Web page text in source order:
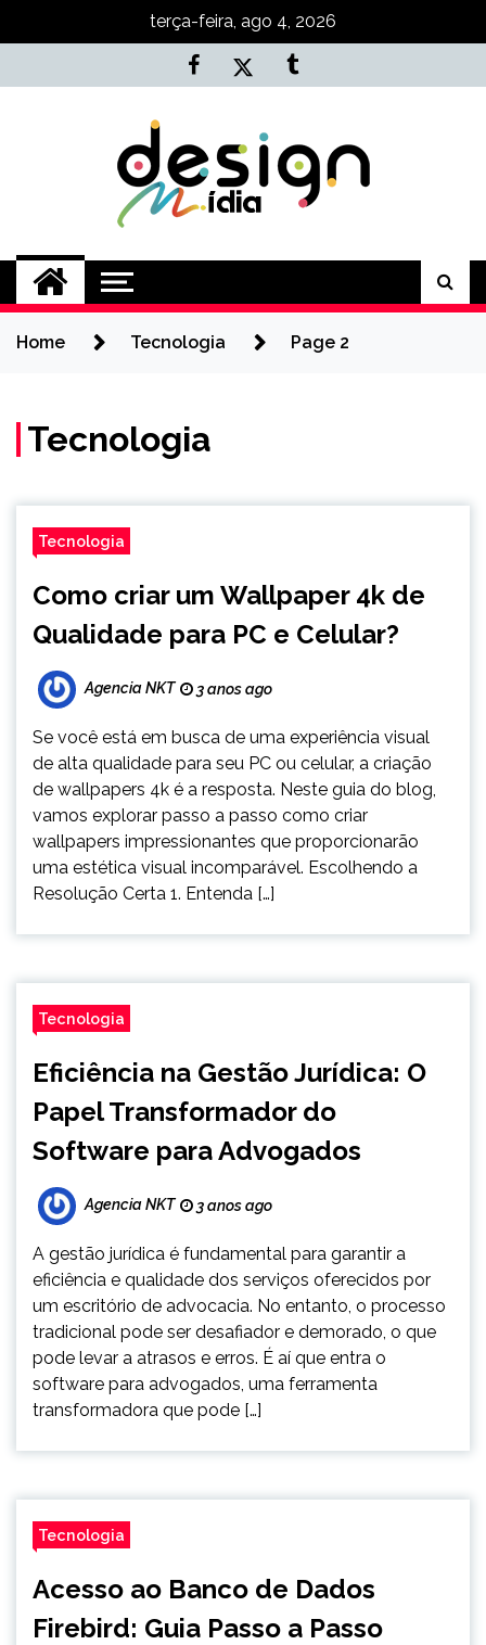
terça-feira, ago 4, 2026
Agência NKT
Conteúdo de Marketing, SEO e
Home Tecnologia Page 2
Tecnologia
Tecnologia
Como criar um Wallpaper 4k de
Qualidade para PC e Celular?
Agencia NKT 3 anos ago
Se você está em busca de uma experiência visual
de alta qualidade para seu PC ou celular, a criação
de wallpapers 4k é a resposta. Neste guia do blog,
vamos explorar passo a passo como criar
wallpapers impressionantes que proporcionarão
uma estética visual incomparável. Escolhendo a
Resolução Certa 1. Entenda […]
Tecnologia
Eficiência na Gestão Jurídica: O
Papel Transformador do
Software para Advogados
Agencia NKT 3 anos ago
A gestão jurídica é fundamental para garantir a
eficiência e qualidade dos serviços oferecidos por
um escritório de advocacia. No entanto, o processo
tradicional pode ser desafiador e demorado, o que
pode levar a atrasos e erros. É aí que entra o
software para advogados, uma ferramenta
transformadora que pode […]
Tecnologia
Acesso ao Banco de Dados
Firebird: Guia Passo a Passo